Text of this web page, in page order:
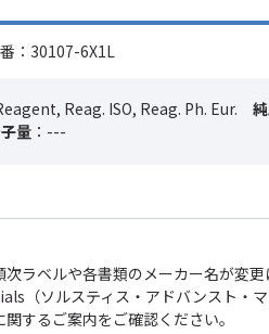
：30107-6X1L
Reag. ISO, Reag. Ph. Eur.
量 ：---
ラベルや各書類のメーカー名が変更
（ソルスティス・アドバンスト・マ
するご案内をご確認ください。